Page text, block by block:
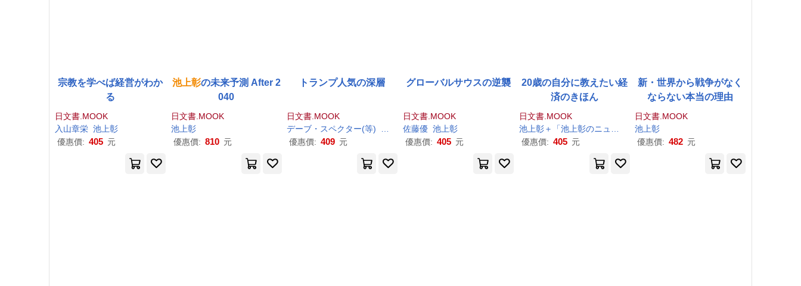
宗教を学べば経営がわか
る
日文書.MOOK
入山章栄 池上彰
優惠價: 405 元
池上彰の未来予測 After 2
040
日文書.MOOK
池上彰
優惠價: 810 元
トランプ人気の深層
日文書.MOOK
デーブ・スペクター(等)
佐藤優 池上彰
優惠價: 409 元
グローバルサウスの逆襲
日文書.MOOK
佐藤優 池上彰
優惠價: 405 元
20歳の自分に教えたい経
済のきほん
日文書.MOOK
池上彰＋「池上彰のニュースそうだったのか!!」スタッフ
優惠價: 405 元
新・世界から戦争がなく
ならない本当の理由
日文書.MOOK
池上彰
優惠價: 482 元